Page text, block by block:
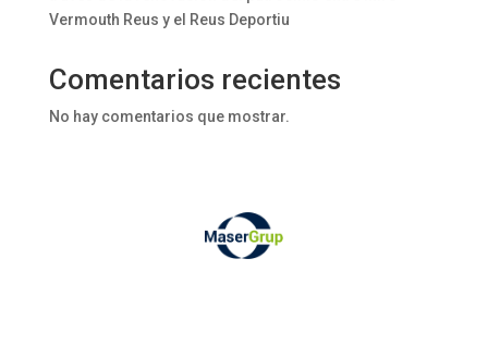
Vermouth Reus y el Reus Deportiu
Comentarios recientes
No hay comentarios que mostrar.